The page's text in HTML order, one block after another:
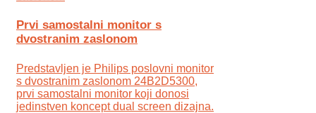
Prvi samostalni monitor s
dvostranim zaslonom
Predstavljen je Philips poslovni monitor
s dvostranim zaslonom 24B2D5300,
prvi samostalni monitor koji donosi
jedinstven koncept dual screen dizajna.